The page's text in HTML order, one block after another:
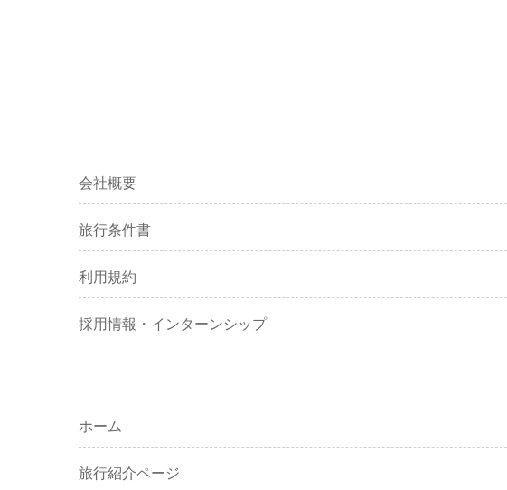
会社概要
旅行条件書
利用規約
採用情報・インターンシップ
ホーム
旅行紹介ページ